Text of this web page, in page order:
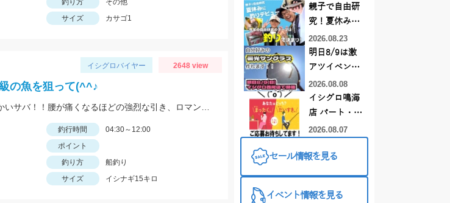
釣り方
その他
サイズ カサゴ1
イシグロバイヤー 2648 view
の魚を狙って(^^♪
釣行時間
04:30～12:00
ポイント
釣り方
船釣り
サイズ イシナギ15キロ
親子で自由研
究！夏休みに
釣りデビュー
2026.08.23
明日8/9は激
アツイベント
日！！！～オ
ーダー偏光グ
ラス受注会～
2026.08.08
イシグロ鳴海
店 パート・ア
ルバイトスタ
募集中！
2026.08.07
セール情報を見る
イベント情報を見る